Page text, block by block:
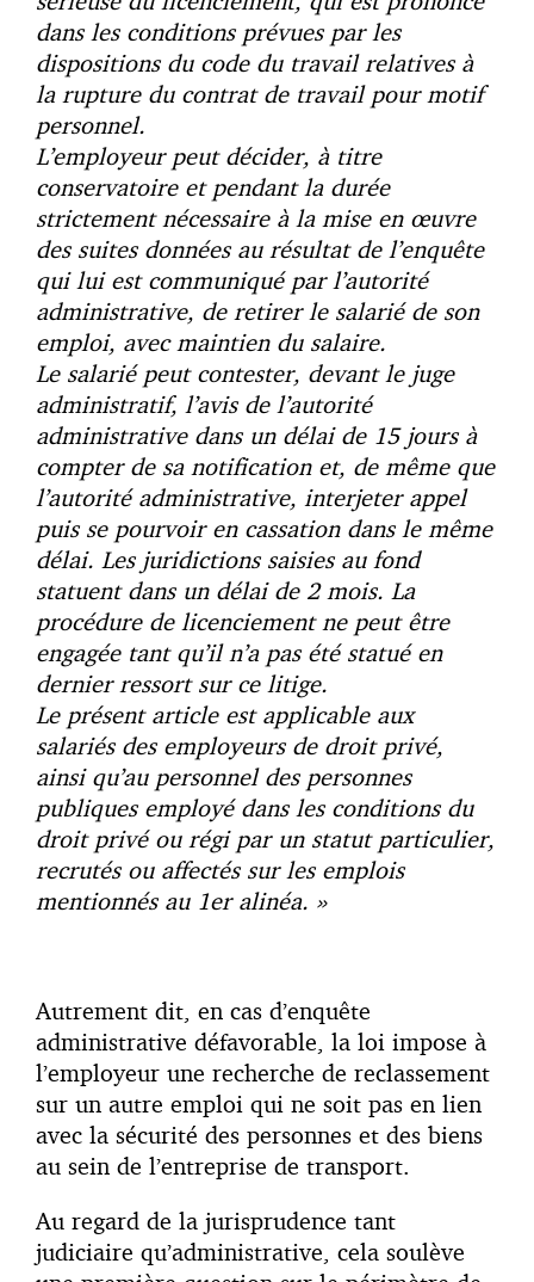
dans les conditions prévues par les
dispositions du code du travail relatives à
la rupture du contrat de travail pour motif
personnel.
L’employeur peut décider, à titre
conservatoire et pendant la durée
strictement nécessaire à la mise en œuvre
des suites données au résultat de l’enquête
qui lui est communiqué par l’autorité
administrative, de retirer le salarié de son
emploi, avec maintien du salaire.
Le salarié peut contester, devant le juge
administratif, l’avis de l’autorité
administrative dans un délai de 15 jours à
compter de sa notification et, de même que
l’autorité administrative, interjeter appel
puis se pourvoir en cassation dans le même
délai. Les juridictions saisies au fond
statuent dans un délai de 2 mois. La
procédure de licenciement ne peut être
engagée tant qu’il n’a pas été statué en
dernier ressort sur ce litige.
Le présent article est applicable aux
salariés des employeurs de droit privé,
ainsi qu’au personnel des personnes
publiques employé dans les conditions du
droit privé ou régi par un statut particulier,
recrutés ou affectés sur les emplois
mentionnés au 1er alinéa. »
Autrement dit, en cas d’enquête
administrative défavorable, la loi impose à
l’employeur une recherche de reclassement
sur un autre emploi qui ne soit pas en lien
avec la sécurité des personnes et des biens
au sein de l’entreprise de transport.
Au regard de la jurisprudence tant
judiciaire qu’administrative, cela soulève